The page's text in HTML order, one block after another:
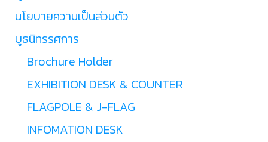
นโยบายความเป็นส่วนตัว
บูธนิทรรศการ
Brochure Holder
EXHIBITION DESK & COUNTER
FLAGPOLE & J-FLAG
INFOMATION DESK